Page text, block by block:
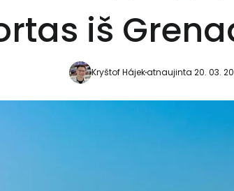
iš
Kryštof Hájekatnaujinta 20. 03.